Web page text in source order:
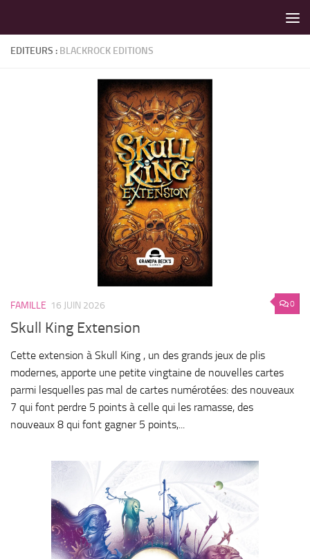
EDITEURS : BLACKROCK EDITIONS
0
FAMILLE 16 JUIN 2026
Skull King Extension
Cette extension à Skull King , un des grands jeux de plis
modernes, apporte une petite vingtaine de nouvelles cartes
parmi lesquelles pas mal de cartes numérotées: des nouveaux
7 qui font perdre 5 points à celle qui les ramasse, des
nouveaux 8 qui font gagner 5 points,...